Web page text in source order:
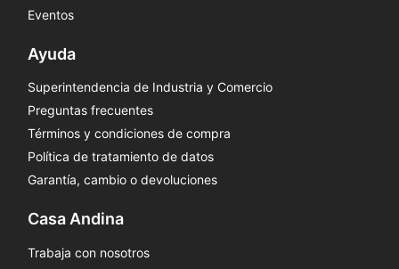
Eventos
Ayuda
Superintendencia de Industria y Comercio
Preguntas frecuentes
Términos y condiciones de compra
Política de tratamiento de datos
Garantía, cambio o devoluciones
Casa Andina
Trabaja con nosotros